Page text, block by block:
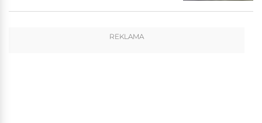
REKLAMA